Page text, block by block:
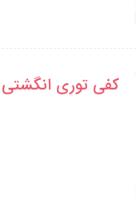
کفی توری انگشتی